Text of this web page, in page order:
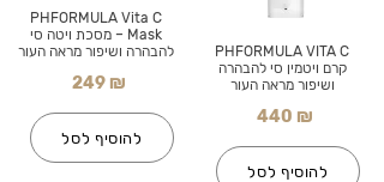
PHFORMULA Vita C
Mask – מסכת ויטה סי
להבהרה ושיפור מראה העור
249 ₪
להוסיף לסל
PHFORMULA VITA C
קרם ויטמין סי להבהרה
ושיפור מראה העור
440 ₪
להוסיף לסל